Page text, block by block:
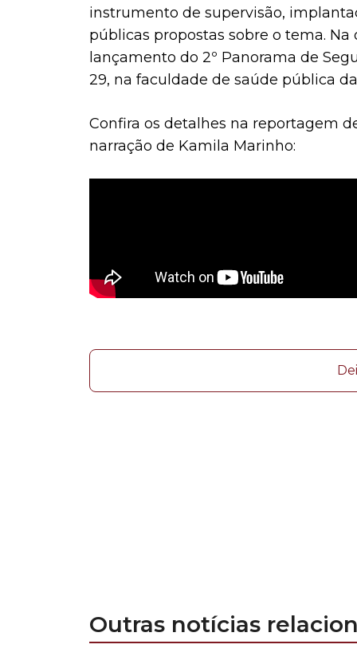
instrumento de supervisão,
públicas propostas sobre o tema.
lançamento do 2º Panorama de
29, na faculdade de saúde pública da
Confira os detalhes na reportagem
narração de Kamila Marinho:
Outras notícias